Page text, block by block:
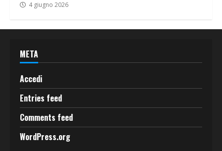
4 giugno 2026
META
Accedi
Entries feed
Comments feed
WordPress.org